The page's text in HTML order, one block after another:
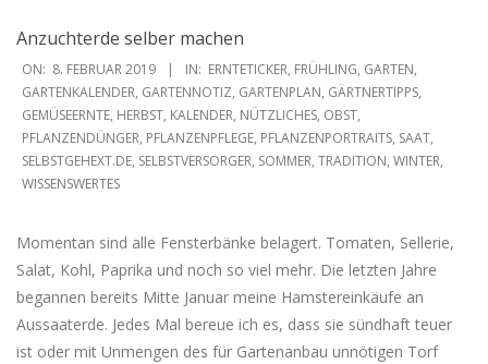
Anzuchterde selber machen
2019-
02-
08
ON: 8. FEBRUAR 2019 IN: ERNTETICKER, FRÜHLING, GARTEN,
GARTENKALENDER, GARTENNOTIZ, GARTENPLAN, GÄRTNERTIPPS,
GEMÜSEERNTE, HERBST, KALENDER, NÜTZLICHES, OBST,
PFLANZENDÜNGER, PFLANZENPFLEGE, PFLANZENPORTRAITS, SAAT,
SELBSTGEHEXT.DE, SELBSTVERSORGER, SOMMER, TRADITION, WINTER,
WISSENSWERTES
Momentan sind alle Fensterbänke belagert. Tomaten, Sellerie,
Salat, Kohl, Paprika und noch so viel mehr. Die letzten Jahre
begannen bereits Mitte Januar meine Hamstereinkäufe an
Aussaaterde. Jedes Mal bereue ich es, dass sie sündhaft teuer
ist oder mit Unmengen des für Gartenanbau unnötigen Torf